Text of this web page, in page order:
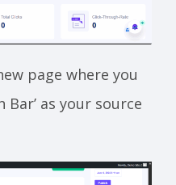
page where you
Bar’ as your source